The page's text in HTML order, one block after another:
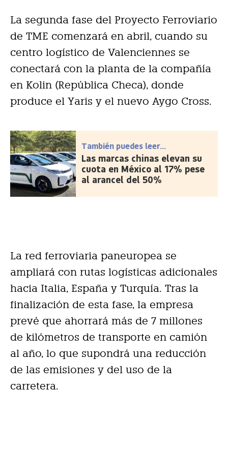
La segunda fase del Proyecto Ferroviario
de TME comenzará en abril, cuando su
centro logístico de Valenciennes se
conectará con la planta de la compañía
en Kolin (República Checa), donde
produce el Yaris y el nuevo Aygo Cross.
También puedes leer...
Las marcas chinas elevan su
cuota en México al 17% pese
al arancel del 50%
La red ferroviaria paneuropea se
ampliará con rutas logísticas adicionales
hacia Italia, España y Turquía. Tras la
finalización de esta fase, la empresa
prevé que ahorrará más de 7 millones
de kilómetros de transporte en camión
al año, lo que supondrá una reducción
de las emisiones y del uso de la
carretera.